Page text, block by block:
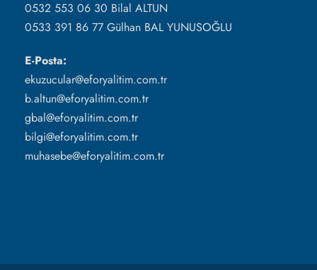
0532 553 06 30 Bilal ALTUN
0533 391 86 77 Gülhan BAL YUNUSOĞLU
E-Posta:
ekuzucular@eforyalitim.com.tr
b.altun@eforyalitim.com.tr
gbal@eforyalitim.com.tr
bilgi@eforyalitim.com.tr
muhasebe@eforyalitim.com.tr